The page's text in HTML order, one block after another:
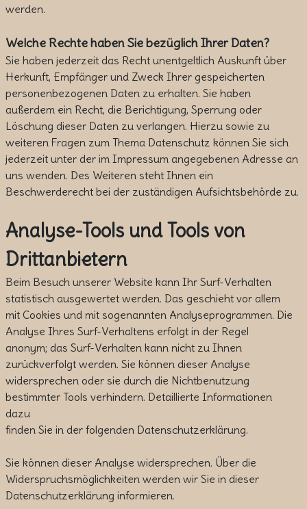
werden.
Welche Rechte haben Sie bezüglich Ihrer Daten?
Sie haben jederzeit das Recht unentgeltlich Auskunft über
Herkunft, Empfänger und Zweck Ihrer gespeicherten
personenbezogenen Daten zu erhalten. Sie haben
außerdem ein Recht, die Berichtigung, Sperrung oder
Löschung dieser Daten zu verlangen. Hierzu sowie zu
weiteren Fragen zum Thema Datenschutz können Sie sich
jederzeit unter der im Impressum angegebenen Adresse an
uns wenden. Des Weiteren steht Ihnen ein
Beschwerderecht bei der zuständigen Aufsichtsbehörde zu.
Analyse-Tools und Tools von
Drittanbietern
Beim Besuch unserer Website kann Ihr Surf-Verhalten
statistisch ausgewertet werden. Das geschieht vor allem
mit Cookies und mit sogenannten Analyseprogrammen. Die
Analyse Ihres Surf-Verhaltens erfolgt in der Regel
anonym; das Surf-Verhalten kann nicht zu Ihnen
zurückverfolgt werden. Sie können dieser Analyse
widersprechen oder sie durch die Nichtbenutzung
bestimmter Tools verhindern. Detaillierte Informationen
dazu
finden Sie in der folgenden Datenschutzerklärung.
Sie können dieser Analyse widersprechen. Über die
Widerspruchsmöglichkeiten werden wir Sie in dieser
Datenschutzerklärung informieren.